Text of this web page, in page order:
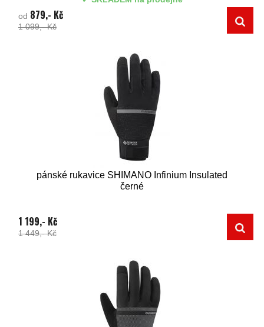
od 879,- Kč
1 099,- Kč
pánské rukavice SHIMANO Infinium Insulated
černé
1 199,- Kč
1 449,- Kč